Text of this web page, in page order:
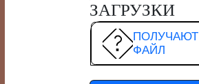
ЗАГРУЗКИ
ПОЛУЧАЮТ
ФАЙЛ